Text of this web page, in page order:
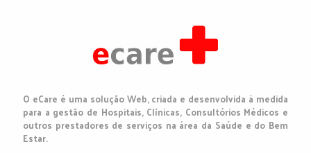
O eCare é uma solução Web, criada e desenvolvida à medida
para a gestão de Hospitais, Clínicas, Consultórios Médicos e
outros prestadores de serviços na área da Saúde e do Bem
Estar.